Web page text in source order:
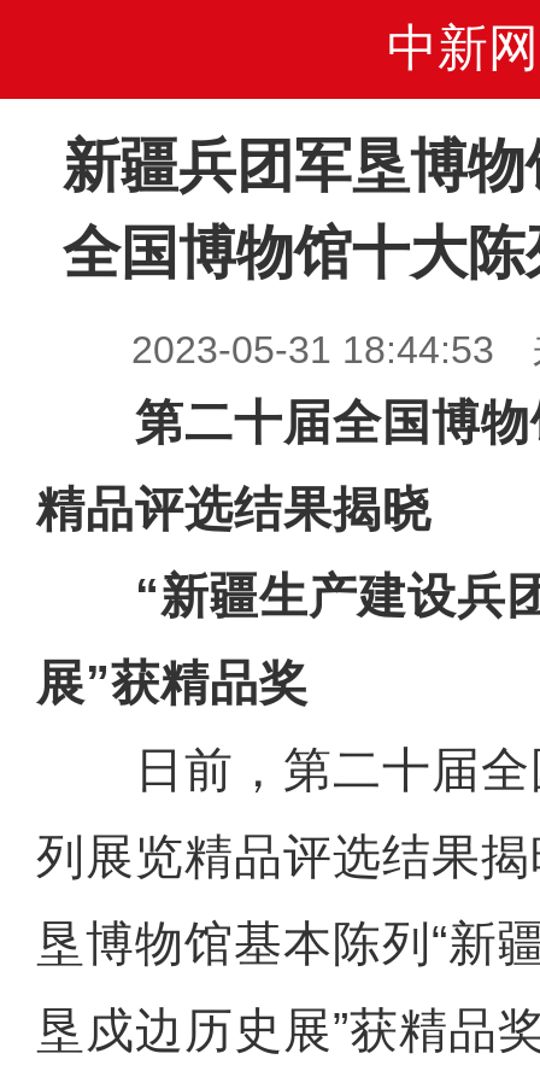
中新网
新疆兵团军垦博
全国博物馆十大
2023-05-31 18:44:53
第二十届全国博物
精品评选结果揭晓
“新疆生产建设兵
展”获精品奖
日前，第二十届全
列展览精品评选结果
垦博物馆基本陈列“新
垦戍边历史展”获精品